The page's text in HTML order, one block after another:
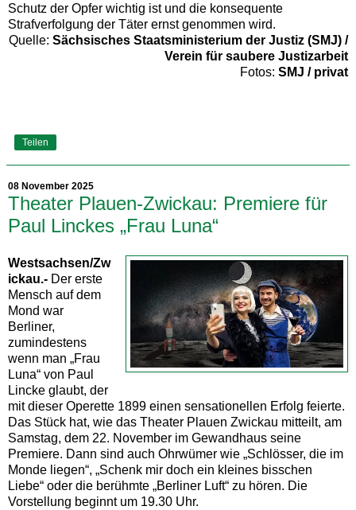
Schutz der Opfer wichtig ist und die konsequente
Strafverfolgung der Täter ernst genommen wird.
Quelle: Sächsisches Staatsministerium der Justiz (SMJ) /
Verein für saubere Justizarbeit
Fotos: SMJ / privat
Teilen
08 November 2025
Theater Plauen-Zwickau: Premiere für
Paul Linckes „Frau Luna“
Westsachsen/Zw
ickau.- Der erste
Mensch auf dem
Mond war
Berliner,
zumindestens
wenn man „Frau
Luna“ von Paul
Lincke glaubt, der
mit dieser Operette 1899 einen sensationellen Erfolg feierte.
Das Stück hat, wie das Theater Plauen Zwickau mitteilt, am
Samstag, dem 22. November im Gewandhaus seine
Premiere. Dann sind auch Ohrwümer wie „Schlösser, die im
Monde liegen“, „Schenk mir doch ein kleines bisschen
Liebe“ oder die berühmte „Berliner Luft“ zu hören. Die
Vorstellung beginnt um 19.30 Uhr.